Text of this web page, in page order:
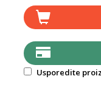
Usporedite